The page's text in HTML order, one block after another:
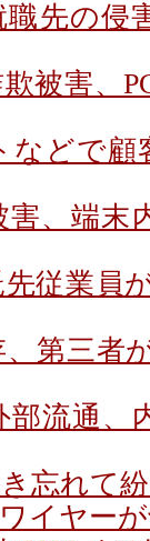
先の侵
被害、
どで顧
、端末
従業員
第三者
流通、
忘れて
イヤー